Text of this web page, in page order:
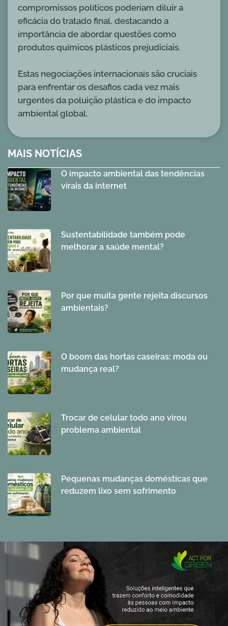
MAIS NOTÍCIAS
O impacto ambiental das tendências
virais da internet
Sustentabilidade também pode
melhorar a saúde mental?
Por que muita gente rejeita discursos
ambientais?
O boom das hortas caseiras: moda ou
mudança real?
Trocar de celular todo ano virou
problema ambiental
Pequenas mudanças domésticas que
reduzem lixo sem sofrimento
compromissos políticos poderiam diluir a
eficácia do tratado final, destacando a
importância de abordar questões como
produtos químicos plásticos prejudiciais.
Estas negociações internacionais são cruciais
para enfrentar os desafios cada vez mais
urgentes da poluição plástica e do impacto
ambiental global.